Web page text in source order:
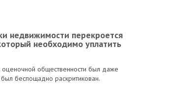
недвижимости перекроется
необходимо уплатить
общественности был даже
беспощадно раскритикован.